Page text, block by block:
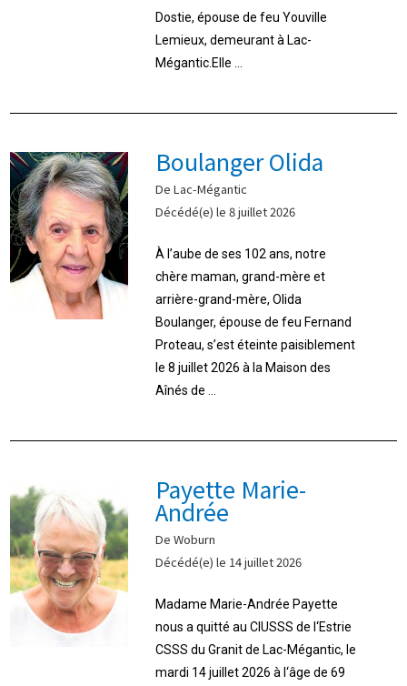
Dostie, épouse de feu Youville
Lemieux, demeurant à Lac-
Mégantic.Elle ...
Boulanger Olida
De Lac-Mégantic
Décédé(e) le 8 juillet 2026
À l’aube de ses 102 ans, notre
chère maman, grand-mère et
arrière-grand-mère, Olida
Boulanger, épouse de feu Fernand
Proteau, s’est éteinte paisiblement
le 8 juillet 2026 à la Maison des
Aînés de ...
Payette Marie-
Andrée
De Woburn
Décédé(e) le 14 juillet 2026
Madame Marie-Andrée Payette
nous a quitté au CIUSSS de l‘Estrie
CSSS du Granit de Lac-Mégantic, le
mardi 14 juillet 2026 à l‘âge de 69